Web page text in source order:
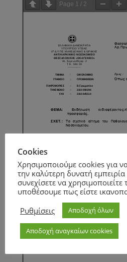
Page 1 / 2
Cookies
Χρησιμοποιούμε cookies για
την καλύτερη δυνατή
συνεχίσετε να χρησιμοποιείτε
υποθέσουμε πως είστε
Ρυθμίσεις
Αποδοχή όλων
Αποδοχή αναγκαίων cookies